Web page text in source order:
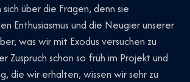
über die Fragen, denn sie
Enthusiasmus und die Neugier unserer
was wir mit Exodus versuchen zu
Zuspruch schon so früh im Projekt und
die wir erhalten, wissen wir sehr zu